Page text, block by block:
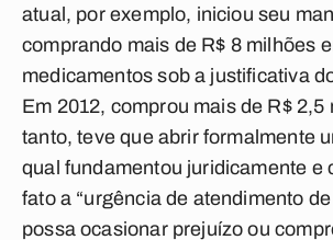
atual, por exemplo, iniciou seu
comprando mais de R$ 8 milhões
medicamentos sob a justificativa
Em 2012, comprou mais de R$ 2,5
tanto, teve que abrir formalmente
qual fundamentou juridicamente e
fato a “urgência de atendimento
possa ocasionar prejuízo ou